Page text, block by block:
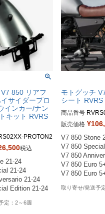
850 リアフ
サイダープロ
インカー/ナン
キット RVRS
PROTON2
ットブラック
ラッシュアルミ
税込
21-24
21-24
21-24
Edition 21-24
2～6週
モトグッチ
シート
商品番号
RVRS0143：ダ
RVRS0145：ブ
グ・ GEL無し
RVRS0147：ブ
テッチ・GEL無
RVRS0149：ブ
ス・GEL無し
販売価格 ¥
V7 850 Stone
V7 850
V7 850
V7 850 Euro